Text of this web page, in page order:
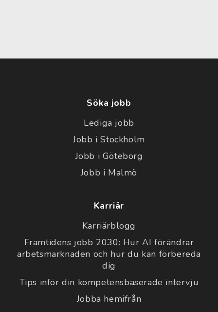
Söka jobb
Lediga jobb
Jobb i Stockholm
Jobb i Göteborg
Jobb i Malmö
Karriär
Karriärblogg
Framtidens jobb 2030: Hur AI förändrar
arbetsmarknaden och hur du kan förbereda
dig
Tips inför din kompetensbaserade intervju
Jobba hemifrån